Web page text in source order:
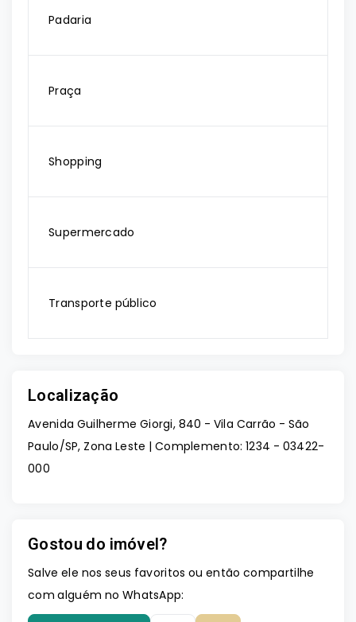
Padaria
Praça
Shopping
Supermercado
Transporte público
Localização
Avenida Guilherme Giorgi, 840 - Vila Carrão - São
Paulo/SP, Zona Leste | Complemento: 1234 - 03422-
000
Gostou do imóvel?
Salve ele nos seus favoritos ou então compartilhe
com alguém no WhatsApp: